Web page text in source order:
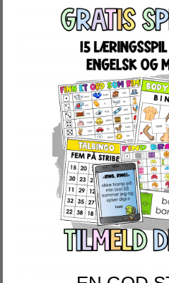
downloadet.
gemmes på din egen
licensen afsluttes,
længere have
RETNINGSLINJER
Efter køb af Årslicens
Månedsabonnement
alt digitalt
omkostninger, så
er aktivt. Skrifttyper og